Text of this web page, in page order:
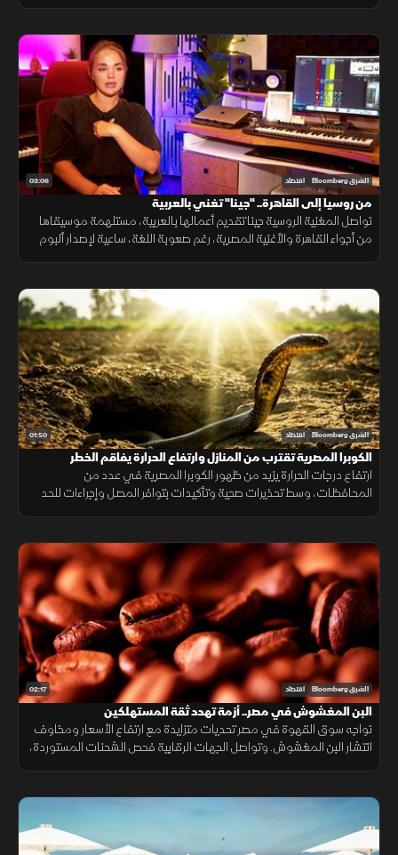
03:06 الشرق Bloomberg اقتصاد
من روسيا إلى القاهرة.. "جينا" تغني بالعربية
تواصل المغنية الروسية جينا تقديم أعمالها بالعربية، مستلهمة موسيقاها
من أجواء القاهرة والأغنية المصرية، رغم صعوبة اللغة، ساعية لإصدار ألبوم
01:50 الشرق Bloomberg اقتصاد
الكوبرا المصرية تقترب من المنازل وارتفاع الحرارة يفاقم الخطر
ارتفاع درجات الحرارة يزيد من ظهور الكوبرا المصرية في عدد من
المحافظات، وسط تحذيرات صحية وتأكيدات بتوافر المصل وإجراءات للحد
02:17 الشرق Bloomberg اقتصاد
البن المغشوش في مصر.. أزمة تهدد ثقة المستهلكين
تواجه سوق القهوة في مصر تحديات متزايدة مع ارتفاع الأسعار ومخاوف
انتشار البن المغشوش. وتواصل الجهات الرقابية فحص الشحنات المستوردة،